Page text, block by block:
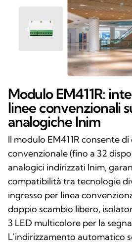
Modulo EM411R:
linee convenzionali
analogiche Inim
Il modulo EM411R consente
convenzionale (fino a 32
analogici indirizzati Inim,
compatibilità tra tecnologie
ingresso per linea
doppio scambio libero,
3 LED multicolore per la
L’indirizzamento automatico